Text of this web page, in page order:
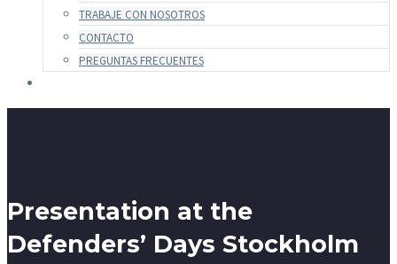
TRABAJE CON NOSOTROS
CONTACTO
PREGUNTAS FRECUENTES
Presentation at the
Defenders’ Days Stockholm